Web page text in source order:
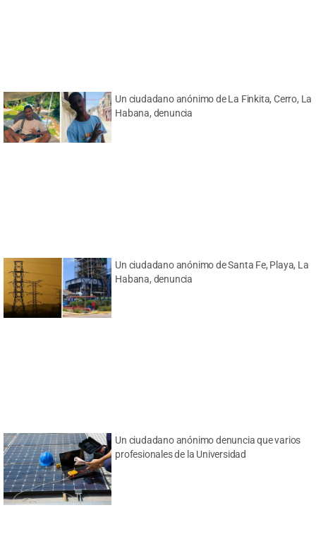
Un ciudadano anónimo de La Finkita, Cerro, La
Habana, denuncia
Un ciudadano anónimo de Santa Fe, Playa, La
Habana, denuncia
Un ciudadano anónimo denuncia que varios
profesionales de la Universidad